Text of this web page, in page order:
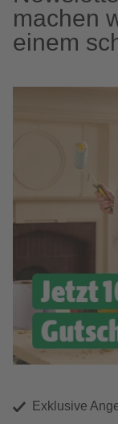
machen
einem
Exklusive